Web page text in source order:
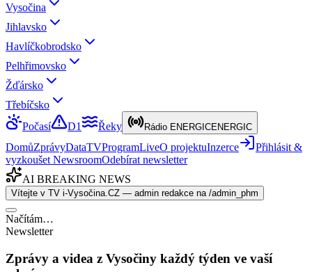
Vysočina
Jihlavsko
Havlíčkobrodsko
Pelhřimovsko
Žďársko
Třebíčsko
Počasí
D1 Řeky Rádio ENERGICENERGIC
DomůZprávyDataTVProgramLiveO projektuInzerce
Přihlásit &
vyzkoušet NewsroomOdebírat newsletter
AI BREAKING NEWS
Vítejte v TV i-Vysočina.CZ — admin redakce na /admin_phm
Načítám…
Newsletter
Zprávy a videa z Vysočiny každý týden ve vaší